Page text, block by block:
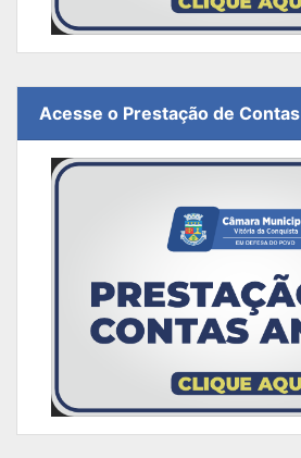
Acesse o Prestação de Contas